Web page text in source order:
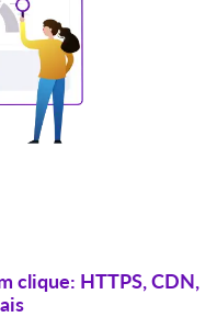
clique: HTTPS, CDN,